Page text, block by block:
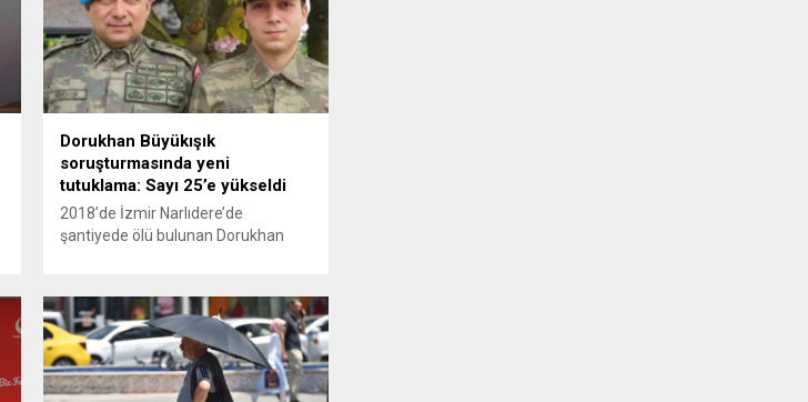
Dorukhan Büyükışık
soruşturmasında yeni
tutuklama: Sayı 25’e yükseldi
2018’de İzmir Narlıdere’de
şantiyede ölü bulunan Dorukhan
artmaya devam ediyor. Son olarak
Olay Yeri İnceleme Büro Amiri
Atakan Kaçar’ın da tutuklanmasıyla
dosyadaki tutuklu sayısı 25’e
yükseldi. İzmir’in Narlıdere ilçesinde